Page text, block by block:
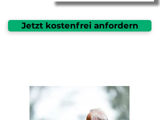
Jetzt kostenfrei anfordern